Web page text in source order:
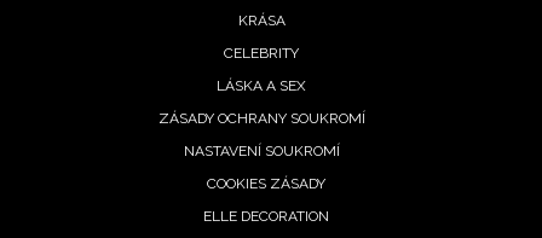
KRÁSA
CELEBRITY
LÁSKA A SEX
ZÁSADY OCHRANY SOUKROMÍ
NASTAVENÍ SOUKROMÍ
COOKIES ZÁSADY
ELLE DECORATION